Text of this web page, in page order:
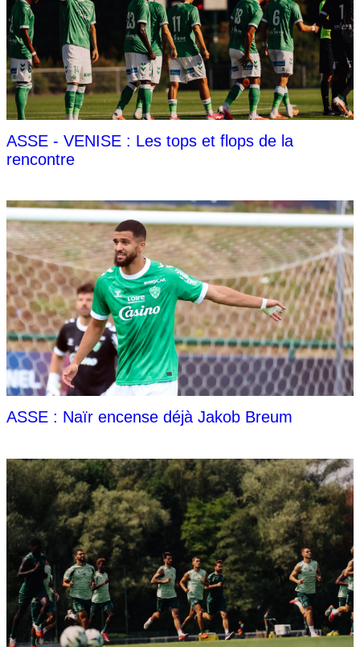
ASSE - VENISE : Les tops et flops de la
rencontre
ASSE : Naïr encense déjà Jakob Breum